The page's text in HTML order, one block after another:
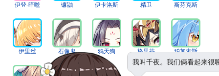
伊登-暗噬 镰鼬 伊卡洛斯 精卫 斯芬克斯
伊里丝 石像鬼 鸦天狗 格里芬 珀加索斯
我叫千夜。我们俩看起来很